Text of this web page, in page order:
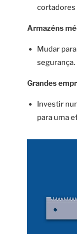
cortadores
Armazéns
Mudar
segurança.
Grandes
Investir
para uma